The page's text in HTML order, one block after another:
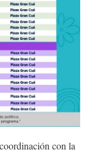
con la